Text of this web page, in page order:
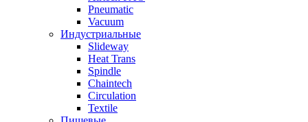
Pneumatic
Vacuum
Индустриальные
Slideway
Heat Trans
Spindle
Chaintech
Circulation
Textile